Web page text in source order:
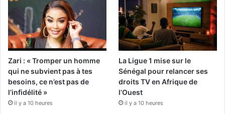
Zari : « Tromper un homme
qui ne subvient pas à tes
besoins, ce n’est pas de
l’infidélité »
il y a 10 heures
La Ligue 1 mise sur le
Sénégal pour relancer ses
droits TV en Afrique de
l’Ouest
il y a 10 heures